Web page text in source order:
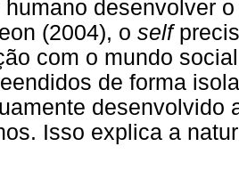
humano desenvolver
(2004), o self
com o mundo
de forma
desenvolvido
Isso explica a